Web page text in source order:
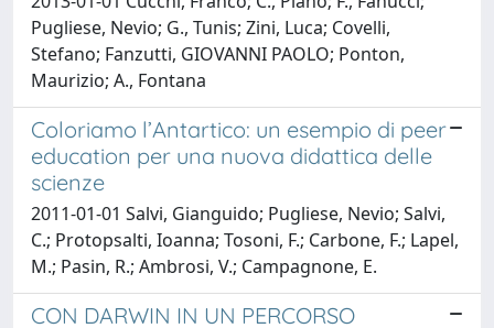
Pugliese, Nevio; G., Tunis; Zini, Luca; Covelli,
Stefano; Fanzutti, GIOVANNI PAOLO; Ponton,
Maurizio; A., Fontana
Coloriamo l’Antartico: un esempio di peer
education per una nuova didattica delle
scienze
2011-01-01 Salvi, Gianguido; Pugliese, Nevio; Salvi,
C.; Protopsalti, Ioanna; Tosoni, F.; Carbone, F.; Lapel,
M.; Pasin, R.; Ambrosi, V.; Campagnone, E.
CON DARWIN IN UN PERCORSO